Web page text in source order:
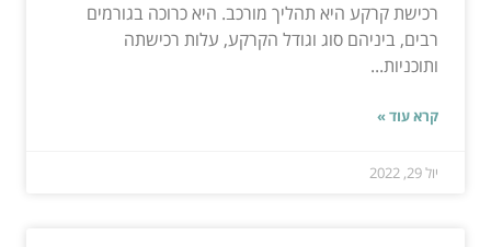
רכישת קרקע היא תהליך מורכב. היא כרוכה בגורמים
רבים, ביניהם סוג וגודל הקרקע, עלות רכישתה
ותוכניות...
קרא עוד »
יול 29, 2022